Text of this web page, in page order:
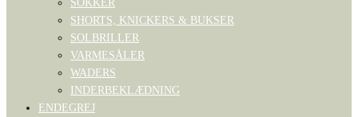
SOKKER
SHORTS, KNICKERS & BUKSER
SOLBRILLER
VARMESÅLER
WADERS
INDERBEKLÆDNING
ENDEGREJ